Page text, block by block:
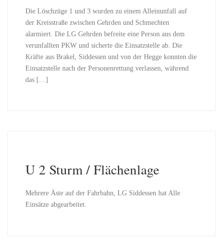
Die Löschzüge 1 und 3 wurden zu einem Alleinunfall auf
der Kreisstraße zwischen Gehrden und Schmechten
alarmiert. Die LG Gehrden befreite eine Person aus dem
verunfallten PKW und sicherte die Einsatzstelle ab. Die
Kräfte aus Brakel, Siddessen und von der Hegge konnten die
Einsatzstelle nach der Personenrettung verlassen, während
das […]
U 2 Sturm / Flächenlage
Mehrere Äste auf der Fahrbahn, LG Siddessen hat Alle
Einsätze abgearbeitet.